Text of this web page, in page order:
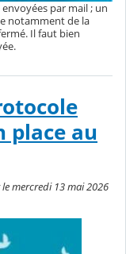
par mail ; un
notamment de la
Il faut bien
place au
mercredi 13 mai 2026